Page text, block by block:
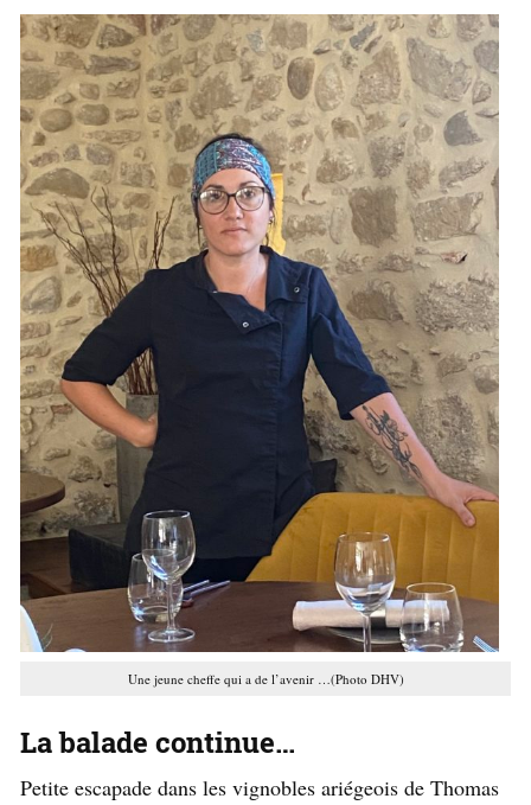
Une jeune cheffe qui a de l’avenir …(Photo DHV)
La balade continue…
Petite escapade dans les vignobles ariégeois de Thomas